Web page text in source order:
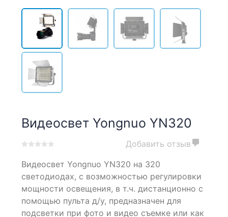
Видеосвет Yongnuo YN320
out
on
customer
ratings
Добавить отзыв
Видеосвет Yongnuo YN320 на 320
светодиодах, с возможностью регулировки
мощности освещения, в т.ч. дистанционно с
помощью пульта д/у, предназначен для
подсветки при фото и видео съемке или как